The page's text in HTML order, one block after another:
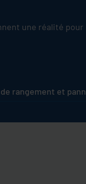
une réalité pour
rangement et